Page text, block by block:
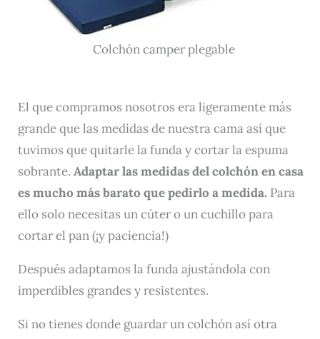
Colchón camper plegable
El que compramos nosotros era ligeramente más
grande que las medidas de nuestra cama así que
tuvimos que quitarle la funda y cortar la espuma
sobrante. Adaptar las medidas del colchón en casa
es mucho más barato que pedirlo a medida. Para
ello solo necesitas un cúter o un cuchillo para
cortar el pan (¡y paciencia!)
Después adaptamos la funda ajustándola con
imperdibles grandes y resistentes.
Si no tienes donde guardar un colchón así otra